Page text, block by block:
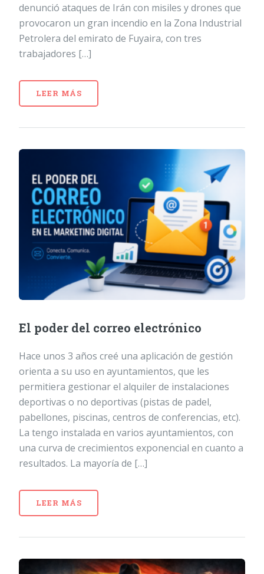
denunció ataques de Irán con misiles y drones que
provocaron un gran incendio en la Zona Industrial
Petrolera del emirato de Fuyaira, con tres
trabajadores […]
LEER MÁS
El poder del correo electrónico
Hace unos 3 años creé una aplicación de gestión
orienta a su uso en ayuntamientos, que les
permitiera gestionar el alquiler de instalaciones
deportivas o no deportivas (pistas de padel,
pabellones, piscinas, centros de conferencias, etc).
La tengo instalada en varios ayuntamientos, con
una curva de crecimientos exponencial en cuanto a
resultados. La mayoría de […]
LEER MÁS